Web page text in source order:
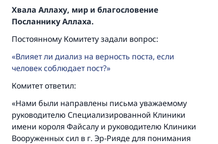
Хвала Аллаху, мир и благословение
Посланнику Аллаха.
Постоянному Комитету задали вопрос:
Влияет ли диализ на верность поста, если
человек соблюдает пост?
Комитет ответил:
«Нами были направлены письма уважаемому
руководителю Специализированной Клиники
имени короля Файсалу и руководителю Клиники
Вооруженных сил в г. Эр-Рияде для понимания